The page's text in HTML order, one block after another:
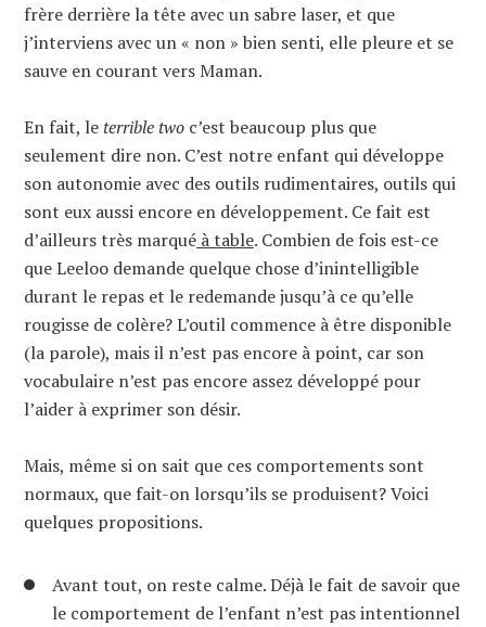
frère derrière la tête avec un sabre laser, et que
j’interviens avec un « non » bien senti, elle pleure et se
sauve en courant vers Maman.
En fait, le terrible two c’est beaucoup plus que
seulement dire non. C’est notre enfant qui développe
son autonomie avec des outils rudimentaires, outils qui
sont eux aussi encore en développement. Ce fait est
d’ailleurs très marqué à table. Combien de fois est-ce
que Leeloo demande quelque chose d’inintelligible
durant le repas et le redemande jusqu’à ce qu’elle
rougisse de colère? L’outil commence à être disponible
(la parole), mais il n’est pas encore à point, car son
vocabulaire n’est pas encore assez développé pour
l’aider à exprimer son désir.
Mais, même si on sait que ces comportements sont
normaux, que fait-on lorsqu’ils se produisent? Voici
quelques propositions.
Avant tout, on reste calme. Déjà le fait de savoir que
le comportement de l’enfant n’est pas intentionnel